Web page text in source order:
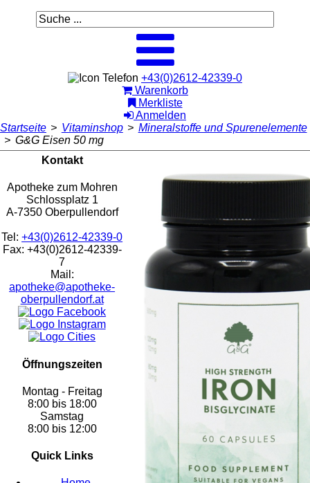
+43(0)2612-42339-0
Warenkorb
Merkliste
Anmelden
Startseite > Vitaminshop > Mineralstoffe und Spurenelemente
> G&G Eisen 50 mg
Kontakt
Apotheke zum Mohren
Schlossplatz 1
A-7350 Oberpullendorf
Tel:+43(0)2612-42339-0
Fax: +43(0)2612-42339-
7
Mail:
apotheke@apotheke-
oberpullendorf.at
Öffnungszeiten
Montag - Freitag
8:00 bis 18:00
Samstag
8:00 bis 12:00
Quick Links